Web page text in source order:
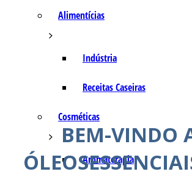
Alimentícias
Indústria
Receitas Caseiras
Cosméticas
Aromaterapia
BEM-VINDO